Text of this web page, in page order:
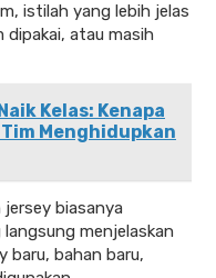
istilah yang lebih jelas
dipakai, atau masih
Kelas: Kenapa
Menghidupkan
biasanya
menjelaskan
baru, bahan baru,